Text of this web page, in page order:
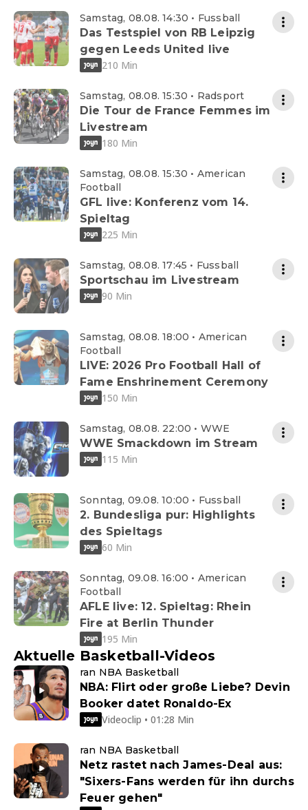
Samstag, 08.08. 14:30 • Fussball
Das Testspiel von RB Leipzig
gegen Leeds United live
210 Min
Samstag, 08.08. 15:30 • Radsport
Die Tour de France Femmes im
Livestream
180 Min
Samstag, 08.08. 15:30 • American
Football
GFL live: Konferenz vom 14.
Spieltag
225 Min
Samstag, 08.08. 17:45 • Fussball
Sportschau im Livestream
90 Min
Samstag, 08.08. 18:00 • American
Football
LIVE: 2026 Pro Football Hall of
Fame Enshrinement Ceremony
150 Min
Samstag, 08.08. 22:00 • WWE
WWE Smackdown im Stream
115 Min
Sonntag, 09.08. 10:00 • Fussball
2. Bundesliga pur: Highlights
des Spieltags
60 Min
Sonntag, 09.08. 16:00 • American
Football
AFLE live: 12. Spieltag: Rhein
Fire at Berlin Thunder
195 Min
Aktuelle Basketball-Videos
ran NBA Basketball
NBA: Flirt oder große Liebe? Devin
Booker datet Ronaldo-Ex
Videoclip • 01:28 Min
ran NBA Basketball
Netz rastet nach James-Deal aus:
"Sixers-Fans werden für ihn durchs
Feuer gehen"